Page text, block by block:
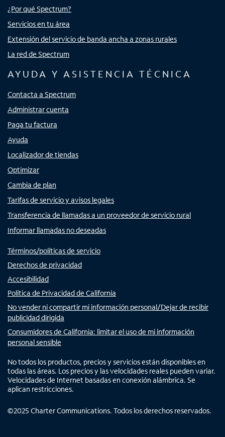
¿Por qué Spectrum?
Servicios en tu área
Extensión del servicio de banda ancha a zonas rurales
La red de Spectrum
AYUDA Y ASISTENCIA TÉCNICA
Contacta a Spectrum
Administrar cuenta
Paga tu factura
Ayuda
Localizador de tiendas
Optimizar
Cambia de plan
Tarifas de servicio y avisos legales
Transferencia de llamadas a un proveedor de servicio rural
Informar llamadas no deseadas
Términos/políticas de servicio
Derechos de privacidad
Accesibilidad
Política de Privacidad de California
No vender ni compartir mi información personal/Dejar de recibir
publicidad dirigida
Consumidores de California: limitar el uso de mi información
personal sensible
No todos los productos, precios y servicios están disponibles en
todas las áreas. Los precios y las velocidades reales pueden variar.
Velocidades de Internet basadas en conexión alámbrica. Se
aplican restricciones.
©2025 Charter Communications. Todos los derechos reservados.